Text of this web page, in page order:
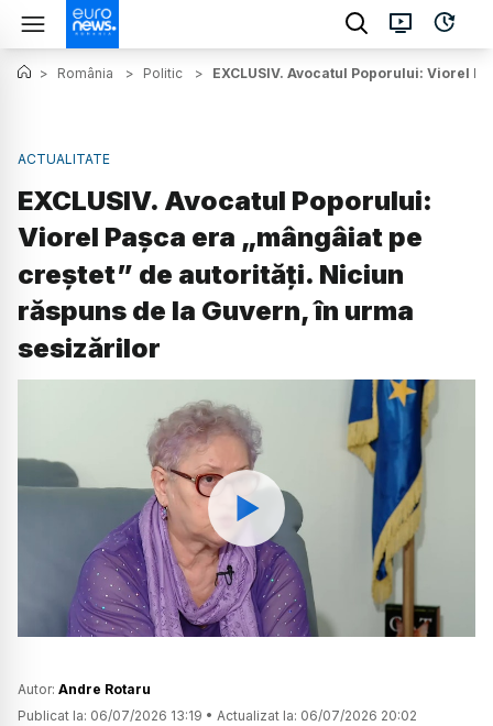
> România > Politic > EXCLUSIV. Avocatul Poporului: Viorel
ACTUALITATE
EXCLUSIV. Avocatul Poporului:
Viorel Pașca era „mângâiat pe
creștet” de autorități. Niciun
răspuns de la Guvern, în urma
sesizărilor
Watch
Autor: Andre Rotaru
Publicat la: 06/07/2026 13:19 • Actualizat la: 06/07/2026 20:02